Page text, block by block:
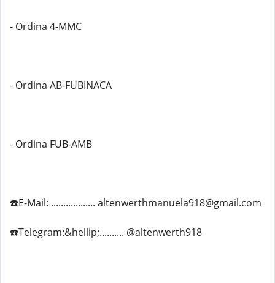
- Ordina 4-MMC
- Ordina AB-FUBINACA
- Ordina FUB-AMB
☎️E-Mail: .................. altenwerthmanuela918@gmail.com
☎️Telegram:&hellip;.......... @altenwerth918